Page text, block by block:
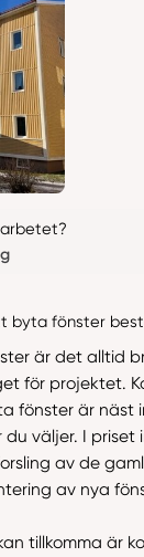
byta fönster
är det alltid
för projektet.
fönster är näst
väljer. I priset
av de
av nya
tillkomma är